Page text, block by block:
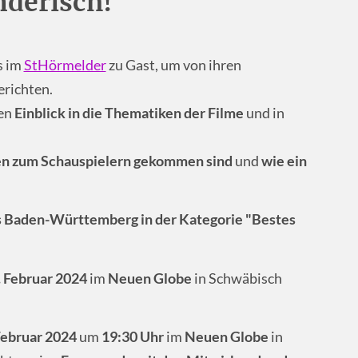
imStHörmelderzu Gast, um von ihren
Einblick in die Thematiken der Filme und in
zum Schauspielern gekommen sind undwie ein
Württemberg in der Kategorie "Bestes
Februar 2024im Neuen Globe in Schwäbisch
2024um 19:30 Uhrim Neuen Globe in